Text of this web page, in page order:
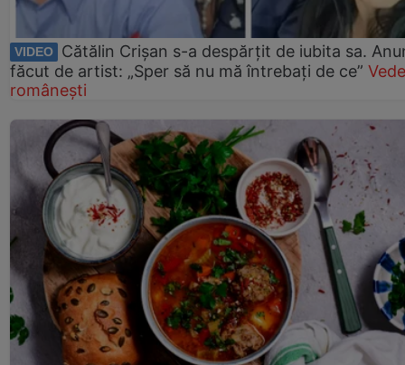
VIDEO
Cătălin Crișan s-a despărțit de iubita sa.
făcut de artist: „Sper să nu mă întrebați de ce”
românești